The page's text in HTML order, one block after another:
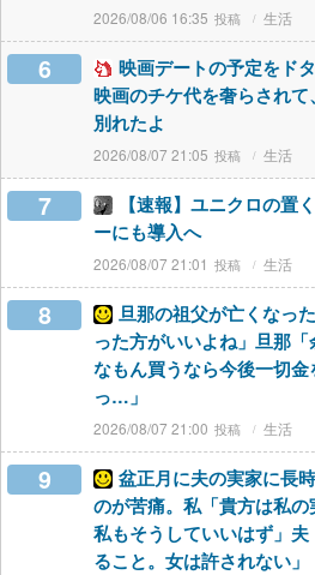
2026/08/06 16:35 生活
6
映画デートの予定をド
映画のチケ代を奢らされ
別れたよ
2026/08/07 21:05 生活
7
【速報】ユニクロの置
ーにも導入へ
2026/08/07 21:01 生活
8
旦那の祖父が亡くなっ
った方がいいよね」旦那
なもん買うなら今後一切
っ…」
2026/08/07 21:00 生活
9
盆正月に夫の実家に長
のが苦痛。私「貴方は私の
私もそうしていいはず」
ること。女は許されない」